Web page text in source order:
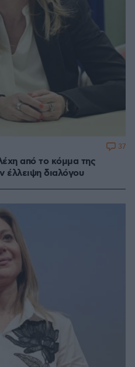
από το κόμμα της
έλλειψη διαλόγου
37